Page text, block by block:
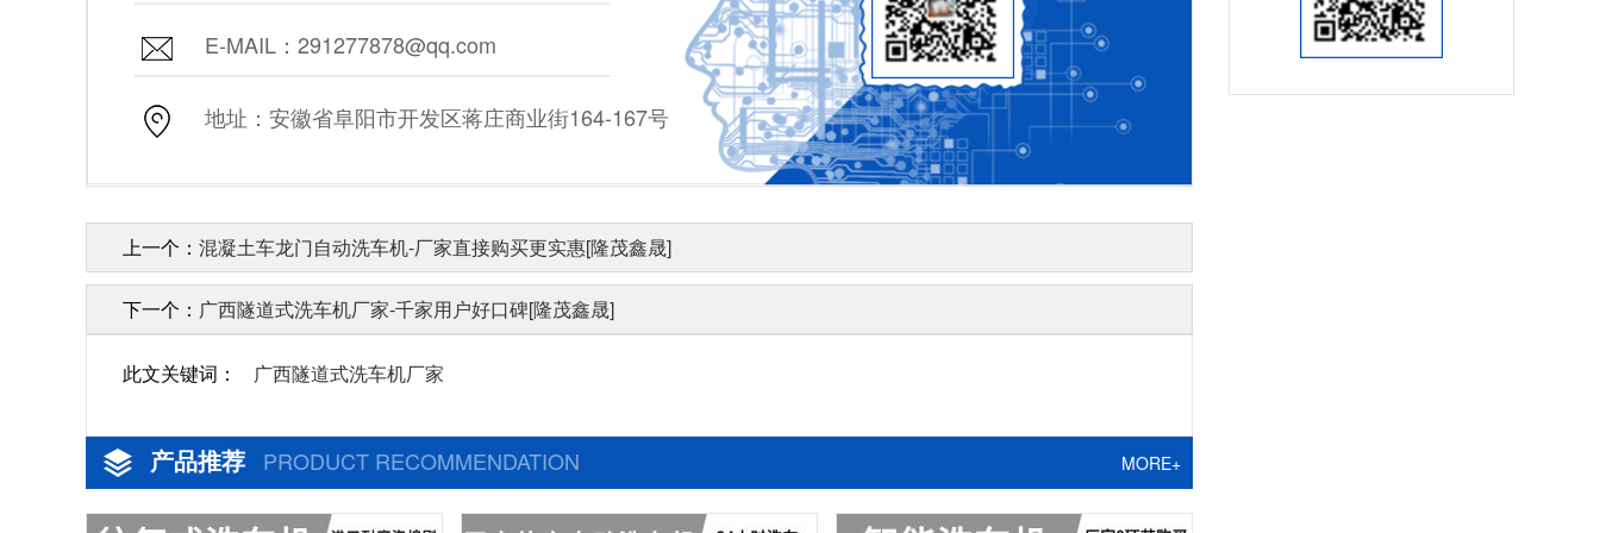
E-MAIL：291277878@qq.com
地址：安徽省阜阳市开发区蒋庄商业街164-167号
上一个： 混凝土车龙门自动洗车机-厂家直接购买更实惠[隆茂鑫晟]
下一个： 广西隧道式洗车机厂家-千家用户好口碑[隆茂鑫晟]
此文关键词： 广西隧道式洗车机厂家
产品推荐 PRODUCT RECOMMENDATION MORE+